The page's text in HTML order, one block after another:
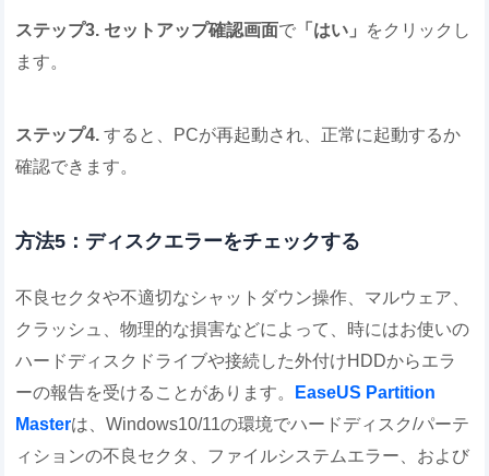
ステップ3. セットアップ確認画面で 「はい」
をクリックし
ます。
ステップ4.すると、PCが再起動され、正常に起動するか
確認できます。
方法5：ディスクエラーをチェックする
不良セクタや不適切なシャットダウン操作、マルウェア、
クラッシュ、物理的な損害などによって、時にはお使いの
ハードディスクドライブや接続した外付けHDDからエラ
ーの報告を受けることがあります。
EaseUS Partition
Masterは、Windows10/11の環境でハードディスク/パーテ
ィションの不良セクタ、ファイルシステムエラー、および